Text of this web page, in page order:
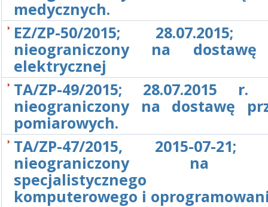
medycznych.
EZ/ZP-50/2015; 28.07.2015;
nieograniczony na
elektrycznej
TA/ZP-49/2015; 28.07.2015 r.
nieograniczony na dostawę
pomiarowych.
TA/ZP-47/2015, 2015-07-21;
nieograniczony na
specjalistycznego
komputerowego i